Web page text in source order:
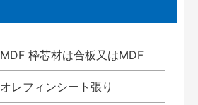
MDF 枠芯材は合板又はMDF
オレフィンシート張り